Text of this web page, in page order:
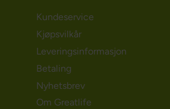
Kundeservice
Kjøpsvilkår
Leveringsinformasjon
Betaling
Nyhetsbrev
Om Greatlife